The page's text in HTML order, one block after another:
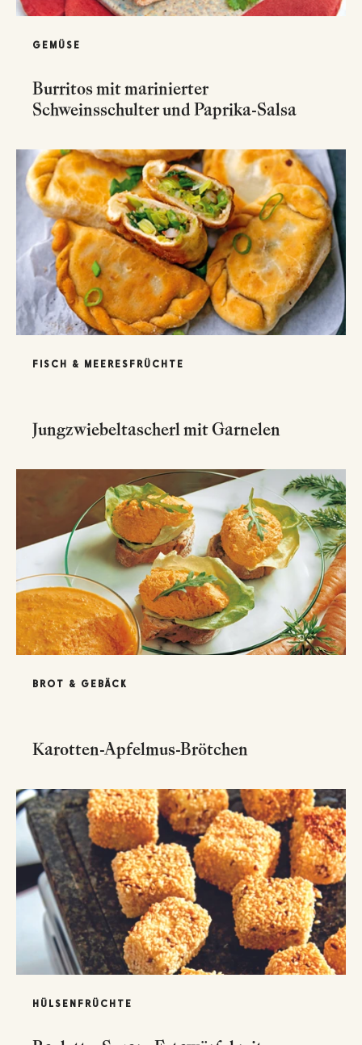
GEMÜSE
Burritos mit marinierter
Schweinsschulter und Paprika-Salsa
FISCH & MEERESFRÜCHTE
Jungzwiebeltascherl mit Garnelen
BROT & GEBÄCK
Karotten-Apfelmus-Brötchen
HÜLSENFRÜCHTE